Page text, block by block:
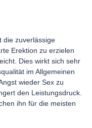
die zuverlässige
Erektion zu erzielen
Dies wirkt sich sehr
im Allgemeinen
wieder Sex zu
den Leistungsdruck.
ihn für die meisten